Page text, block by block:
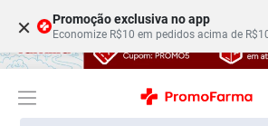
× Promoção exclusiva no app
Economize R$10 em pedidos acima de